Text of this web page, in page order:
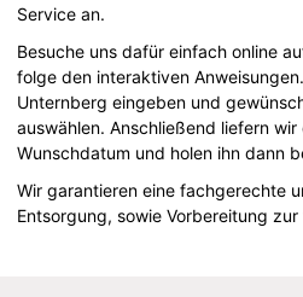
Service an.
Besuche uns dafür einfach online
folge den interaktiven
Unternberg eingeben und
auswählen. Anschließend liefern
Wunschdatum und holen ihn dann
Wir garantieren eine fachgerechte
Entsorgung, sowie Vorbereitung